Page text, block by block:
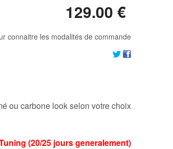
129.00 €
connaitre les modalités de commande
ou carbone look selon votre choix
(20/25 jours generalement)